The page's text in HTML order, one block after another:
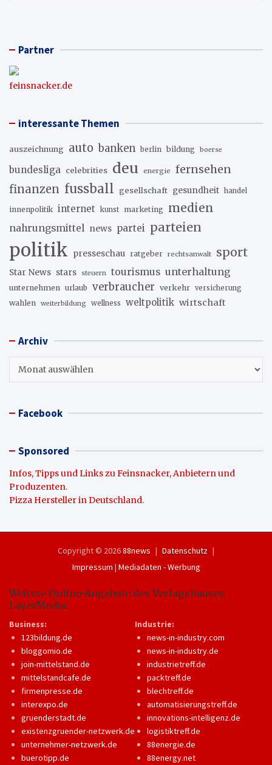
Partner
feinsnacker.de
interessante Themen
auszeichnung auto banken berlin bildung boerse
bundesliga celebrities deu energie
fernsehen
finanzen fussball gesellschaft gesundheit handel
innenpolitik internet kunst marketing medien
nahrungsmittel news partei parteien
politik presseschau ratgeber rechtsanwalt sport
Star News stars steuern tourismus unterhaltung
unternehmen urlaub verbraucher verkehr versicherung
wahlen weiterbildung wellness weltpolitik wirtschaft
Archiv
Facebook
Sponsored
Infos, Tipps und Links zu Feinsnacker, Anbietern und
Produzenten.
Pizza Hersteller in Deutschland.
Copyright © 202688news
Datenschutz
Impressum | Mediadaten - Werbung
Weitere Online-Angebote des Verlagshauses
LayerMedia:
Business:
123bildung.de
bloggomio.de
join-mittelstand.de
mittelstandcafe.de
firmenpresse.de
interexpo.de
gruenderstadt.de
existenzgruender-netzwerk.de
unternehmer-netzwerk.de
buerotipp.de
Industrie:
news-in-industry.com
news-in-industry.de
industrietreff.de
packtreff.de
blechtreff.de
automatisierungstreff.de
innovations-intelligenz.de
logistiktreff.de
88energie.de
88energy.net